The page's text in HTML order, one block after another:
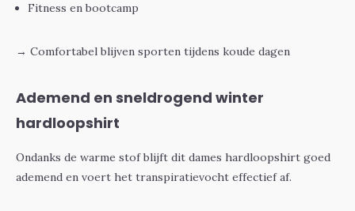
Fitness en bootcamp
→ Comfortabel blijven sporten tijdens koude dagen
Ademend en sneldrogend winter
hardloopshirt
Ondanks de warme stof blijft dit dames hardloopshirt goed
ademend en voert het transpiratievocht effectief af.